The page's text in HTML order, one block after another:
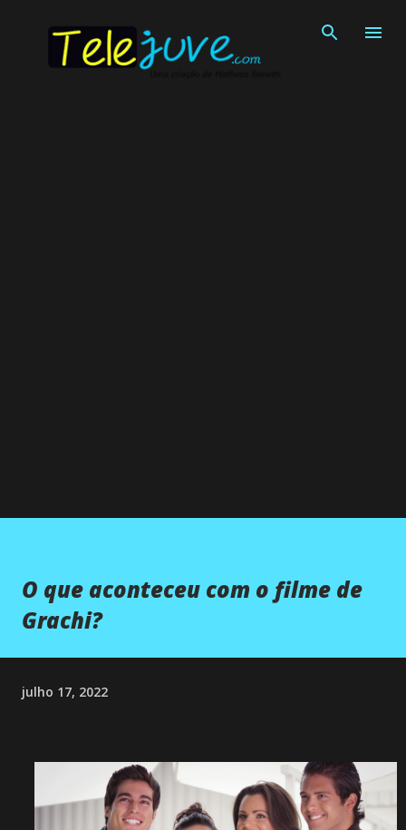
O que aconteceu com o filme de
Grachi?
julho 17, 2022